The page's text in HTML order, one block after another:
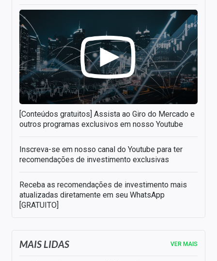
[Conteúdos gratuitos] Assista ao Giro do Mercado e
outros programas exclusivos em nosso Youtube
Inscreva-se em nosso canal do Youtube para ter
recomendações de investimento exclusivas
Receba as recomendações de investimento mais
atualizadas diretamente em seu WhatsApp
[GRATUITO]
MAIS LIDAS VER MAIS